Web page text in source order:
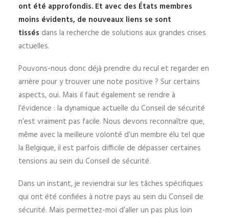
ont été approfondis. Et avec des États membres
moins évidents, de nouveaux liens se sont
tissés dans la recherche de solutions aux grandes crises
actuelles.
Pouvons-nous donc déjà prendre du recul et regarder en
arrière pour y trouver une note positive ? Sur certains
aspects, oui. Mais il faut également se rendre à
l’évidence : la dynamique actuelle du Conseil de sécurité
n’est vraiment pas facile. Nous devons reconnaître que,
même avec la meilleure volonté d’un membre élu tel que
la Belgique, il est parfois difficile de dépasser certaines
tensions au sein du Conseil de sécurité.
Dans un instant, je reviendrai sur les tâches spécifiques
qui ont été confiées à notre pays au sein du Conseil de
sécurité. Mais permettez-moi d’aller un pas plus loin